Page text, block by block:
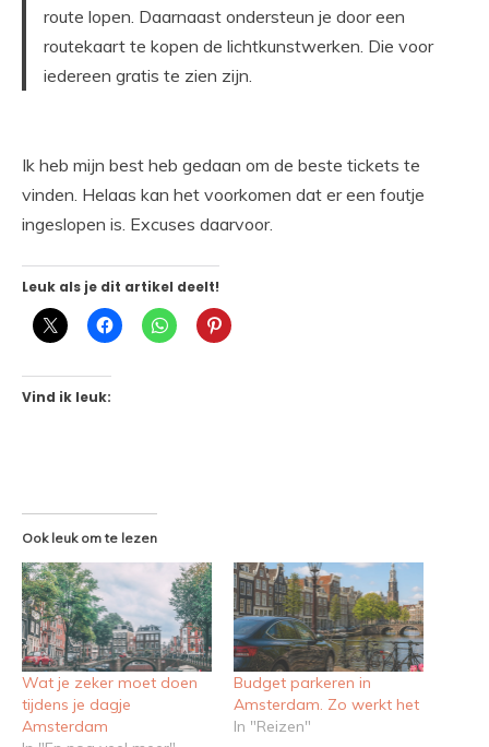
route lopen. Daarnaast ondersteun je door een
routekaart te kopen de lichtkunstwerken. Die voor
iedereen gratis te zien zijn.
Ik heb mijn best heb gedaan om de beste tickets te
vinden. Helaas kan het voorkomen dat er een foutje
ingeslopen is. Excuses daarvoor.
Leuk als je dit artikel deelt!
Vind ik leuk:
Ook leuk om te lezen
Wat je zeker moet doen
tijdens je dagje
Amsterdam
Budget parkeren in
Amsterdam. Zo werkt het
In "Reizen"